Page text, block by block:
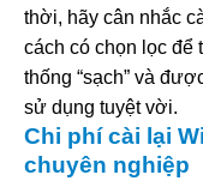
thời, hãy cân nhắc
cách có chọn lọc để
thống “sạch” và
sử dụng tuyệt vời.
Chi phí cài lại
chuyên nghiệp